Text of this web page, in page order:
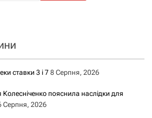
ставки 3 і 78 Серпня, 2026
Колесніченко пояснила наслідки для
Серпня, 2026